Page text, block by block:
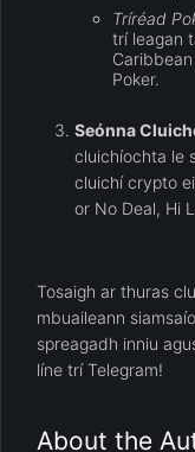
Tríréad
trí leagan
Caribbean
Poker.
Seónna
cluichíochta le
cluichí crypto
or No Deal, Hi
Tosaigh ar thuras
mbuaileann
spreagadh inniu
líne trí Telegram!
About the